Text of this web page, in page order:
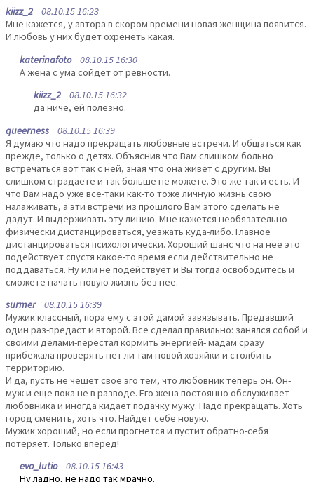
kiizz_2 08.10.15 16:23
Мне кажется, у автора в скором времени новая женщина появится.
И любовь у них будет охренеть какая.
katerinafoto08.10.15 16:30
А жена с ума сойдет от ревности.
kiizz_2 08.10.15 16:32
да ниче, ей полезно.
queerness 08.10.15 16:39
Я думаю что надо прекращать любовные встречи. И общаться как
прежде, только о детях. Объяснив что Вам слишком больно
встречаться вот так с ней, зная что она живет с другим. Вы
слишком страдаете и так больше не можете. Это же так и есть. И
что Вам надо уже все-таки как-то тоже личную жизнь свою
налаживать, а эти встречи из прошлого Вам этого сделать не
дадут. И выдерживать эту линию. Мне кажется необязательно
физически дистанцироваться, уезжать куда-либо. Главное
дистанцироваться психологически. Хороший шанс что на нее это
подействует спустя какое-то время если действительно не
поддаваться. Ну или не подействует и Вы тогда освободитесь и
сможете начать новую жизнь без нее.
surmer08.10.15 16:39
Мужик классный, пора ему с этой дамой завязывать. Предавший
один раз-предаст и второй. Все сделал правильно: занялся собой и
своими делами-перестал кормить энергией- мадам сразу
прибежала проверять нет ли там новой хозяйки и столбить
территорию.
И да, пусть не чешет свое эго тем, что любовник теперь он. Он-
муж и еще пока не в разводе. Его жена постоянно обслуживает
любовника и иногда кидает подачку мужу. Надо прекращать. Хоть
город сменить, хоть что. Найдет себе новую.
Мужик хороший, но если прогнется и пустит обратно-себя
потеряет. Только вперед!
evo_lutio08.10.15 16:43
Ну ладно, не надо так мрачно.